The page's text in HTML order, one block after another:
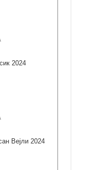
2024
Вејли 2024